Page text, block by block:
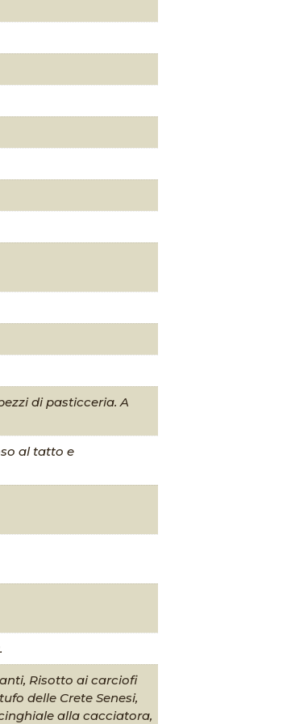
di pasticceria. A
al tatto e
Risotto ai carciofi
delle Crete Senesi,
alla cacciatora,